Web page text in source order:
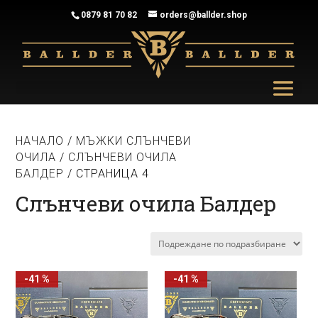
0879 81 70 82 orders@ballder.shop
НАЧАЛО / МЪЖКИ СЛЪНЧЕВИ
ОЧИЛА / СЛЪНЧЕВИ ОЧИЛА
БАЛДЕР / СТРАНИЦА 4
Слънчеви очила Балдер
-41 % -41 %